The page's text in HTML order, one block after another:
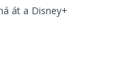
át a Disney+